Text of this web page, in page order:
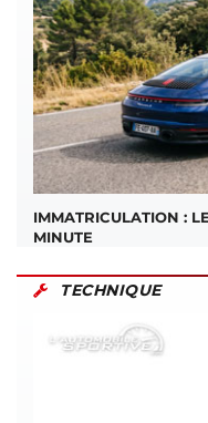
IMMATRICULATION :
MINUTE
TECHNIQUE